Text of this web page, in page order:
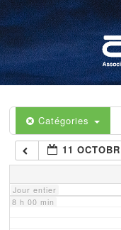
Catégories
11
Jour entier
4 h 00 min
5 h 00 min
6 h 00 min
7 h 00 min
8 h 00 min